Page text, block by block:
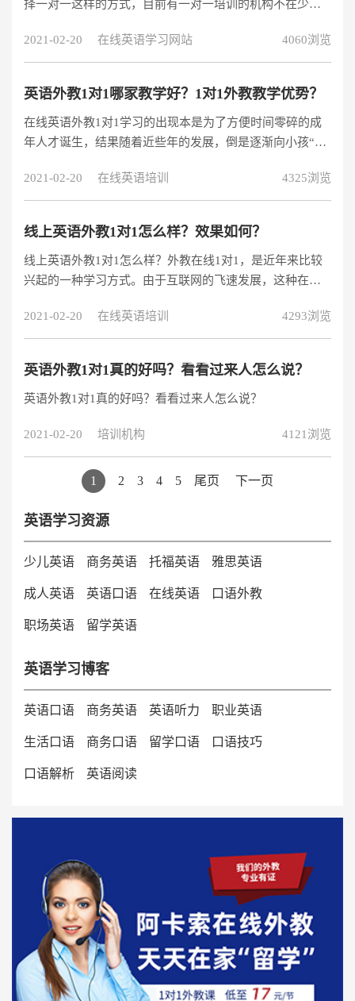
择一对一这样的方式，目前有一对一培训的机构不在少
多线下实体店英语培训机构开始转行做1对1在线英语培
训。网络英语外教1对1真的有这么好吗？1对1在线英语学
课程，在指定的时间上课就行，不用为了上个培训班还得
出门赶时间。尤其对于上班族学习英语更是方便，自由选
择学习时间，自主性高，学习效率也非常
2021-02-20 在线英语学习网站 4060浏览
英语外教1对1哪家教学好？1对1外教教学优势？
在线英语外教1对1学习的出现本是为了方便时间零碎的成
年人才诞生，结果随着近些年的发展，倒是逐渐向小孩“倒
源不均的局面，让五湖四海的学员都能享受到一样的教学
资源。话虽如此，学员的学习效果还是存在着差异，这是
2021-02-20 在线英语培训 4325浏览
线上英语外教1对1怎么样？效果如何？
线上英语外教1对1怎么样？外教在线1对1，是近年来比较
兴起的一种学习方式。由于互联网的飞速发展，这种在线
2021-02-20
在线英语培训 4293浏览
英语外教1对1真的好吗？看看过来人怎么说？
英语外教1对1真的好吗？看看过来人怎么说？
2021-02-20 培训机构 4121浏览
1 2 3 4 5 尾页 下一页
英语学习资源
少儿英语 商务英语 托福英语 雅思英语
成人英语 英语口语 在线英语 口语外教
职场英语 留学英语
英语学习博客
英语口语 商务英语 英语听力 职业英语
生活口语 商务口语 留学口语 口语技巧
口语解析 英语阅读